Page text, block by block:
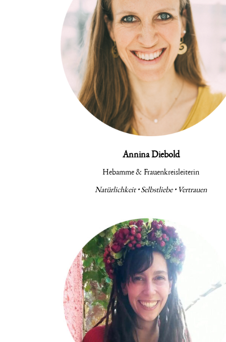
Annina Diebold
Hebamme & Frauenkreisleiterin
Natürlichkeit • Selbstliebe • Vertrauen